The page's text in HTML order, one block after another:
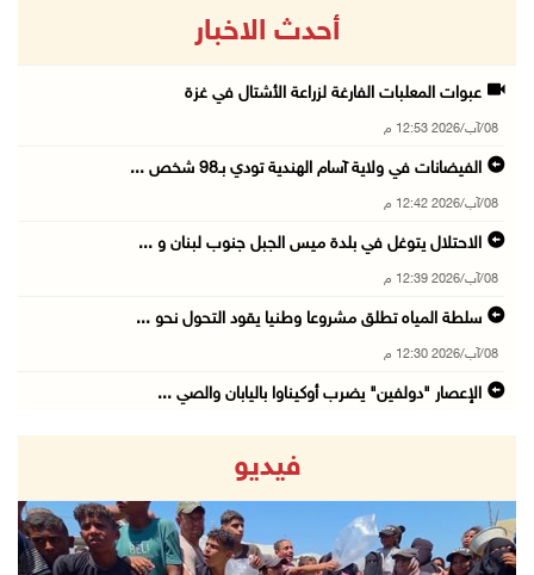
أحدث الاخبار
عبوات المعلبات الفارغة لزراعة الأشتال في غزة
08/آب/2026 12:53 م
الفيضانات في ولاية آسام الهندية تودي بـ98 شخص ...
08/آب/2026 12:42 م
الاحتلال يتوغل في بلدة ميس الجبل جنوب لبنان و ...
08/آب/2026 12:39 م
سلطة المياه تطلق مشروعا وطنيا يقود التحول نحو ...
08/آب/2026 12:30 م
الإعصار "دولفين" يضرب أوكيناوا باليابان والصي ...
08/آب/2026 11:44 ص
الاحتلال يواصل تجريف أراضٍ في سنجل شمال رام ...
فيديو